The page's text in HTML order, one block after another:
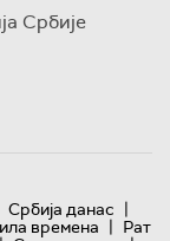
Србије
Србија данас |
времена | Рат